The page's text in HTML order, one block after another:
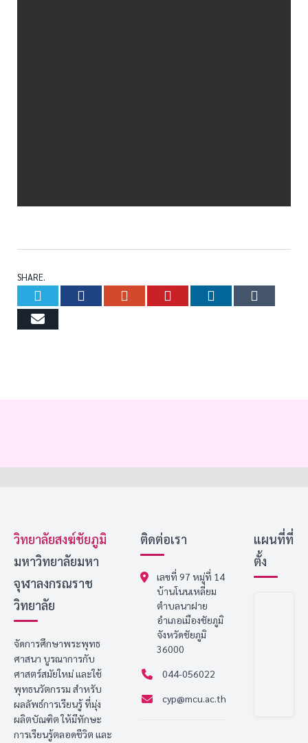
SHARE.
TwitterFacebookGoogle+Pinterest
LinkedIn
Email
วิทยาลัยสงฆ์ชัยภูมิ
มหาวิทยาลัยมหา
จุฬาลงกรณราช
วิทยาลัย
จัดการศึกษาพระพุทธ
ศาสนา บูรณาการกับ
ศาสตร์สมัยใหม่ และใช้
พุทธนวัตกรรม สำหรับ
ผลลัพธ์การเรียนรู้ ที่มุ่ง
ผลิตบัณฑิต ให้มีทักษะ
การเรียนรู้ตลอดชีวิต และ
ติดต่อเรา
เลขที่ 97 หมู่ที่ 14
บ้านโนนเหลี่ยม
ตำบลนาฝาย
อำเภอเมืองชัยภูมิ
จังหวัดชัยภูมิ
36000
044-056022
cyp@mcu.ac.th
แผนที่ที่
ตั้ง